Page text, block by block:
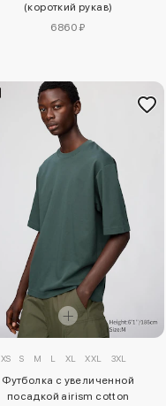
(короткий рукав)
6860 ₽
XS S M L XL XXL 3XL
Футболка с увеличенной
посадкой airism cotton